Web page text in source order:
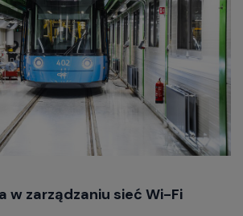
w zarządzaniu sieć Wi-Fi